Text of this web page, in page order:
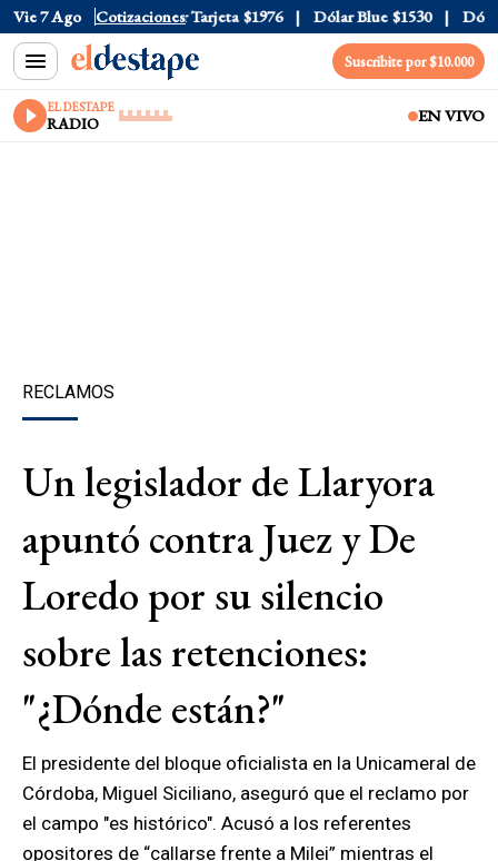
Vie 7 Ago Cotizaciones
$1520 Dólar Tarjeta $1976 Dólar Blue $1530 Dólar
Suscribite por $10.000
EL DESTAPE
RADIO EN VIVO
RECLAMOS
Un legislador de Llaryora
apuntó contra Juez y De
Loredo por su silencio
sobre las retenciones:
"¿Dónde están?"
El presidente del bloque oficialista en la Unicameral de
Córdoba, Miguel Siciliano, aseguró que el reclamo por
el campo "es histórico". Acusó a los referentes
opositores de “callarse frente a Milei” mientras el